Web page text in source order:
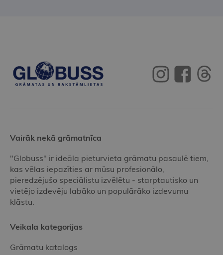
Vairāk nekā grāmatnīca
"Globuss" ir ideāla pieturvieta grāmatu pasaulē tiem,
kas vēlas iepazīties ar mūsu profesionālo,
pieredzējušo speciālistu izvēlētu - starptautisko un
vietējo izdevēju labāko un populārāko izdevumu
klāstu.
Veikala kategorijas
Grāmatu katalogs